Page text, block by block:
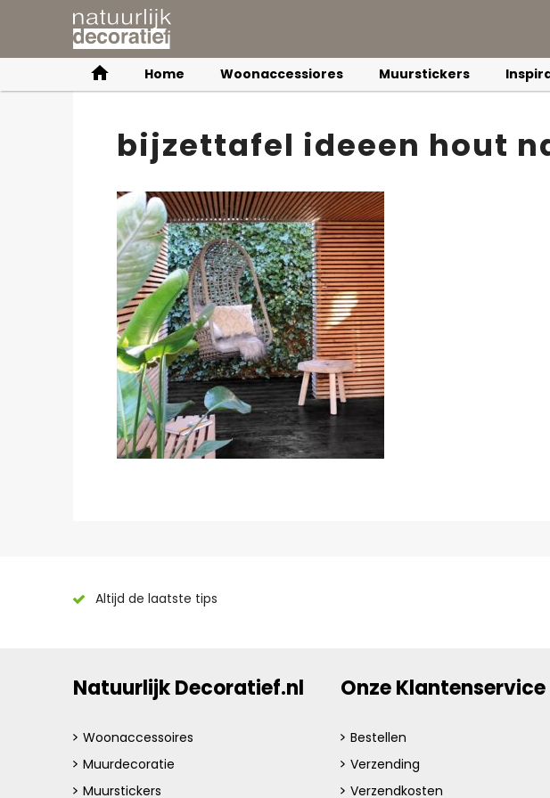
Home Woonaccessiores Muurstickers
bijzettafel ideeen hout
Altijd de laatste tips
Natuurlijk Decoratief.nl
Woonaccessoires
Muurdecoratie
Muurstickers
Onze Klantenservice
Bestellen
Verzending
Verzendkosten